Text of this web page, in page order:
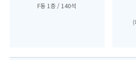
F동 1층 / 140석